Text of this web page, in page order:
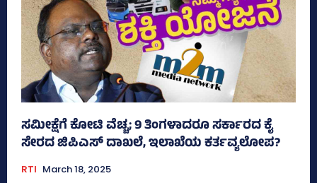
ಸಮೀಕ್ಷೆಗೆ ಕೋಟಿ ವೆಚ್ಚ; 9 ತಿಂಗಳಾದರೂ ಸರ್ಕಾರದ ಕೈ
ಸೇರದ ಜಿಪಿಎಸ್‌ ದಾಖಲೆ, ಇಲಾಖೆಯ ಕರ್ತವ್ಯಲೋಪ?
RTI March 18, 2025